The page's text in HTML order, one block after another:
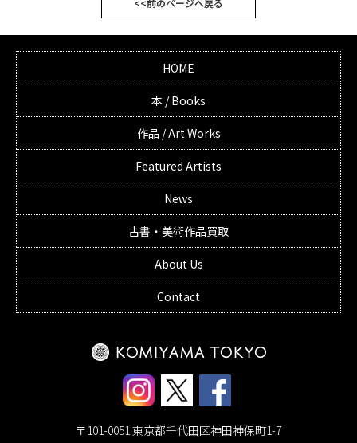
HOME
本 / Books
作品 / Art Works
Featured Artists
News
古書・美術作品買取
About Us
Contact
〒101-0051 東京都千代田区神田神保町1-7